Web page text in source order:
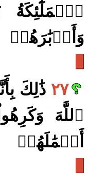
ٱلۡمَلَٰٓئِكَةُ
وَأَدۡبَٰرَهُمۡ
٢٧ ذَٰلِكَ
ٱللَّهَ
أَعۡمَٰلَهُمۡ